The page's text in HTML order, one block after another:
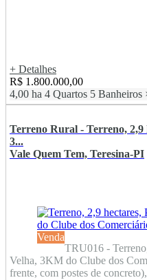
+ Detalhes
R$ 1.800.000,00
4,00 ha 4 Quartos 5 Banheiros
Terreno Rural - Terreno, 2,9
3...
Vale Quem Tem, Teresina-PI
Venda
TRU016 -
Velha, 3KM do Clube dos
frente, com postes de